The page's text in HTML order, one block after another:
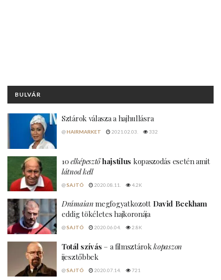
BULVÁR
Sztárok válasza a hajhullásra
@HAIRMARKET 2021.02.03. 332
10elképesztőhajstílus kopaszodás esetén amit
látnod kell
@SAJTÓ 2020.08.11. 4.2K
Drámaian megfogyatkozott David Beckham
eddig tökéletes hajkoronája
@SAJTÓ 2020.06.04. 2.8K
Totál szívás – a filmsztárokkopaszon
ijesztőbbek
@SAJTÓ 2020.07.14. 721